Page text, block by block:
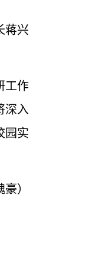
蒋兴
工作
深入
园实
）